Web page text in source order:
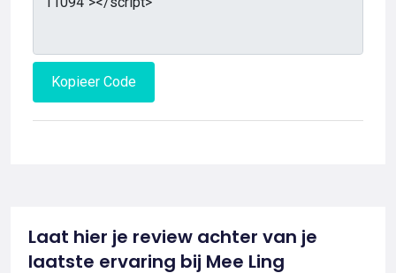
Kopieer Code
Laat hier je review achter van je
laatste ervaring bij Mee Ling